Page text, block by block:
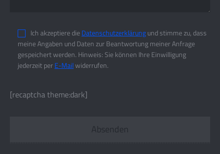
Ich akzeptiere dieDatenschutzerklärungund stimme zu, dass
meine Angaben und Daten zur Beantwortung meiner Anfrage
gespeichert werden. Hinweis: Sie können Ihre Einwilligung
jederzeit perE-Mailwiderrufen.
[recaptcha theme:dark]